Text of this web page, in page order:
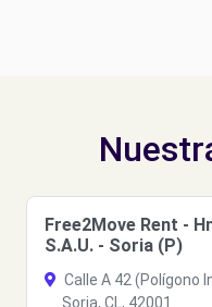
Free2Move Rent -
S.A.U. - Soria (P)
Calle A 42 (Polígono
Soria, CL, 42001